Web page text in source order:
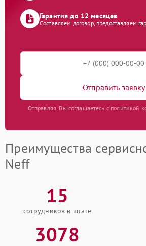
Гарантия до 12 месяцев
Составляем договор, предоставляем
Отправить заявку
Отправляя, Вы соглашаетесь с политикой
Преимущества
Neff
15
сотрудников в штате
3078